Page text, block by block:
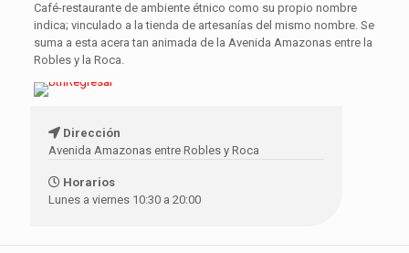
Café-restaurante de ambiente étnico como su propio nombre
indica; vinculado a la tienda de artesanías del mismo nombre. Se
suma a esta acera tan animada de la Avenida Amazonas entre la
Robles y la Roca.
Dirección
Avenida Amazonas entre Robles y Roca
Horarios
Lunes a viernes 10:30 a 20:00